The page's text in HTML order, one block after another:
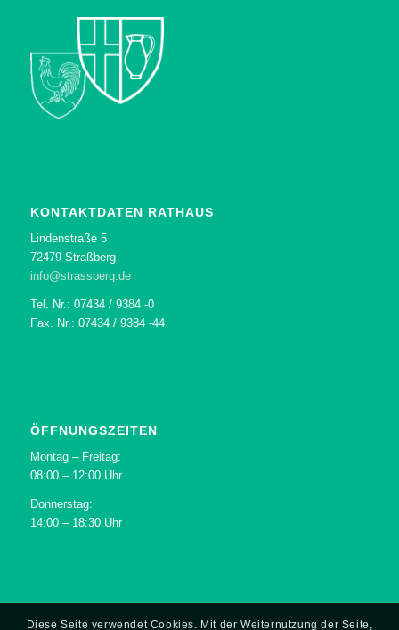
KONTAKTDATEN RATHAUS
Lindenstraße 5
72479 Straßberg
info@strassberg.de
Tel. Nr.: 07434 / 9384 -0
Fax. Nr.: 07434 / 9384 -44
ÖFFNUNGSZEITEN
Montag – Freitag:
08:00 – 12:00 Uhr
Donnerstag:
14:00 – 18:30 Uhr
Diese Seite verwendet Cookies. Mit der Weiternutzung der Seite,